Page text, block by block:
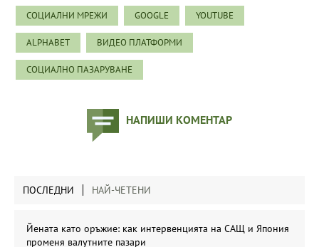
СОЦИАЛНИ МРЕЖИ GOOGLE YOUTUBE
ALPHABET ВИДЕО ПЛАТФОРМИ
СОЦИАЛНО ПАЗАРУВАНЕ
НАПИШИ КОМЕНТАР
ПОСЛЕДНИ НАЙ-ЧЕТЕНИ
Йената като оръжие: как интервенцията на САЩ и Япония
променя валутните пазари